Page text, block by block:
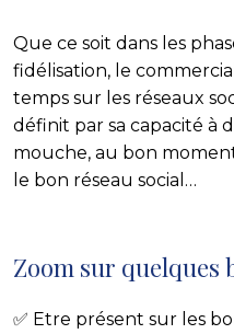
Que ce soit dans les
fidélisation, le
temps sur les réseaux
définit par sa capacité à
mouche, au bon
le bon réseau social…
Zoom sur quelques
✅ Etre présent sur les